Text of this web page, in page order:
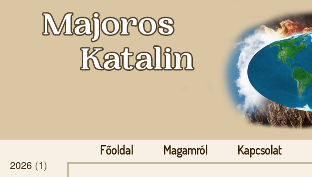
Főoldal Magamról Kapcsolat
2026 (1)